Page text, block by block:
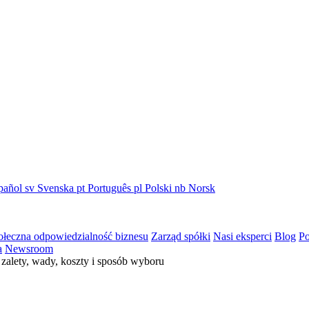
sv Svenska pt Português pl Polski nb Norsk
odpowiedzialność biznesu Zarząd spółki Nasi eksperci Blog
Newsroom
wady, koszty i sposób wyboru